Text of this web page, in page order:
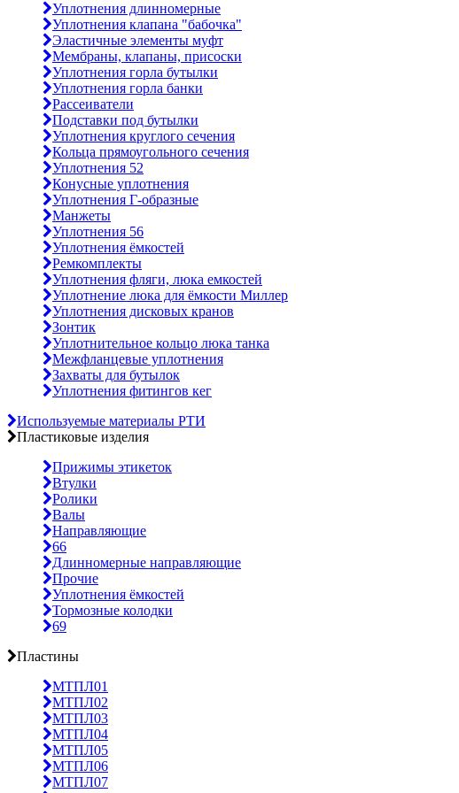
Уплотнения длинномерные
Уплотнения клапана "бабочка"
Эластичные элементы муфт
Мембраны, клапаны, присоски
Уплотнения горла бутылки
Уплотнения горла банки
Рассеиватели
Подставки под бутылки
Уплотнения круглого сечения
Кольца прямоугольного сечения
Уплотнения 52
Конусные уплотнения
Уплотнения Г-образные
Манжеты
Уплотнения 56
Уплотнения ёмкостей
Ремкомплекты
Уплотнения фляги, люка емкостей
Уплотнение люка для ёмкости Миллер
Уплотнения дисковых кранов
Зонтик
Уплотнительное кольцо люка танка
Межфланцевые уплотнения
Захваты для бутылок
Уплотнения фитингов кег
Используемые материалы РТИ
Пластиковые изделия
Прижимы этикеток
Втулки
Ролики
Валы
Направляющие
66
Длинномерные направляющие
Прочие
Уплотнения ёмкостей
Тормозные колодки
69
Пластины
МТПЛ01
МТПЛ02
МТПЛ03
МТПЛ04
МТПЛ05
МТПЛ06
МТПЛ07